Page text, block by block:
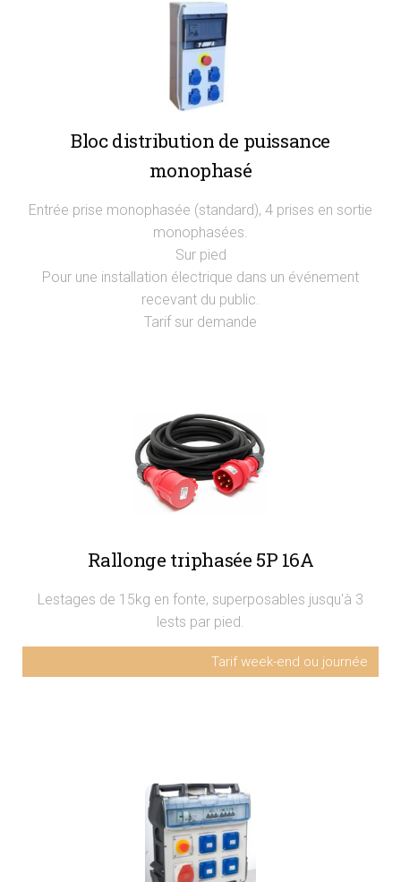
Bloc distribution de puissance
monophasé
Entrée prise monophasée (standard), 4 prises en sortie
monophasées.
Sur pied
Pour une installation électrique dans un événement
recevant du public.
Tarif sur demande
Rallonge triphasée 5P 16A
Lestages de 15kg en fonte, superposables jusqu'à 3
lests par pied.
Tarif week-end ou journée